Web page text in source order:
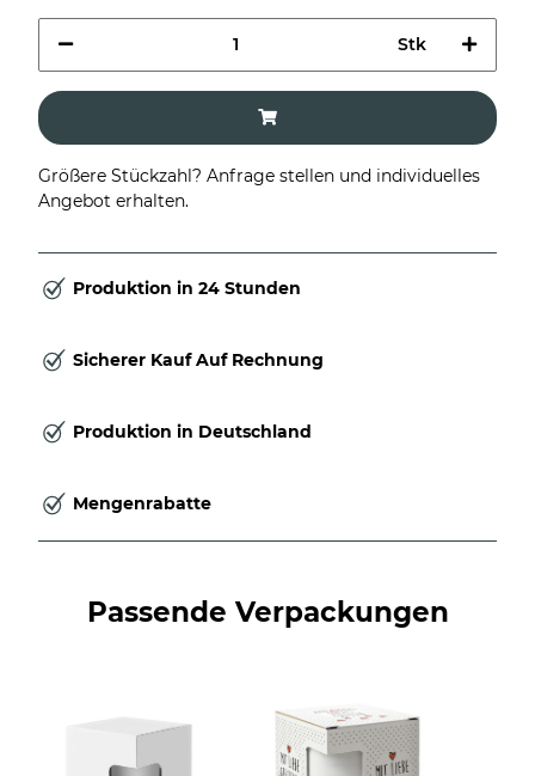
Stk
Größere Stückzahl? Anfrage stellen und individuelles
Angebot erhalten.
Produktion in 24 Stunden
Sicherer Kauf Auf Rechnung
Produktion in Deutschland
Mengenrabatte
Passende Verpackungen